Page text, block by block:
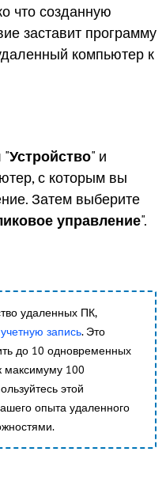
что созданную
заставит программу
компьютер к
"Устройство" и
с которым вы
Затем выберите
управление".
удаленных ПК,
запись. Это
до 10 одновременных
максимуму 100
этой
опыта удаленного